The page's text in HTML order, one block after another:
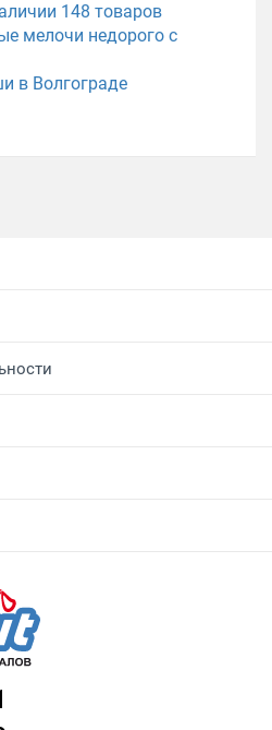
148 товаров
мелочи недорого с
в Волгограде